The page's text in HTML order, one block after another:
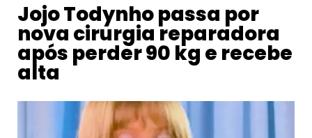
Jojo Todynho passa por
nova cirurgia reparadora
após perder 90 kg e recebe
alta